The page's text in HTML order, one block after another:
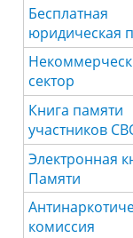
Бесплатная
юридическая
сектор
Книга памяти
участников
Электронная
Памяти
комиссия